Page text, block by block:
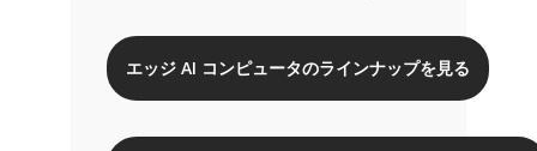
エッジ AI コンピュータのラインナップを見る